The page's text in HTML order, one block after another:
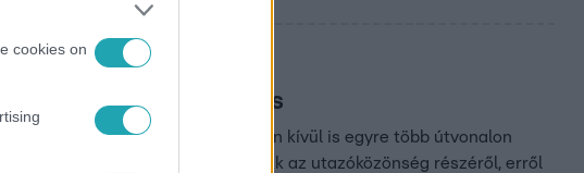
cookies on
energiatakarékosak is
a váci vasútvonalon és ezen kívül is egyre több útvonalon
ezeknek a vonatoknak az utazóközönség részéről, erről